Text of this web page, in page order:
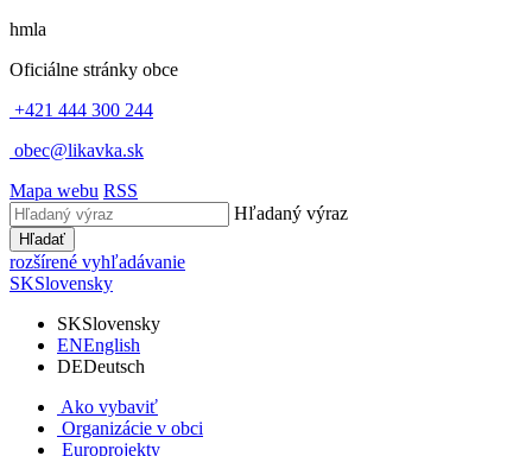
hmla
Oficiálne stránky obce
+421 444 300 244
obec@likavka.sk
Mapa webu RSS
Hľadaný výraz
Hľadať
rozšírené vyhľadávanie
SKSlovensky
SKSlovensky
ENEnglish
DEDeutsch
Ako vybaviť
Organizácie v obci
Europrojekty